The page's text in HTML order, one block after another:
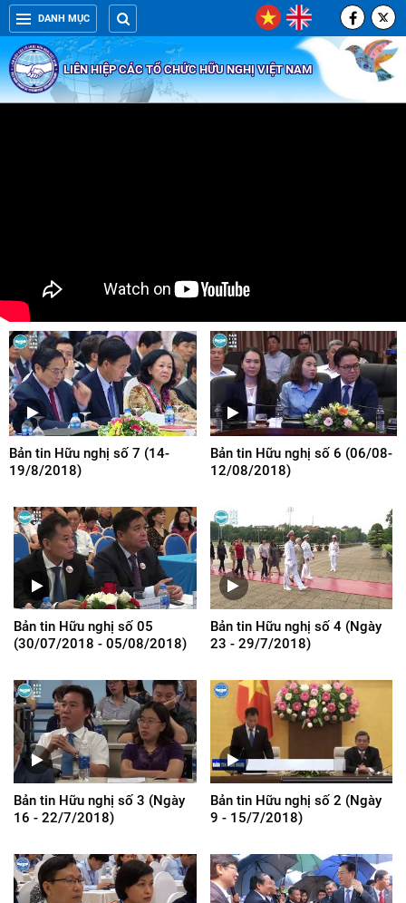
DANH MỤC
LIÊN HIỆP CÁC TỔ CHỨC HỮU NGHỊ VIỆT NAM
Bản tin Hữu nghị số 7 (14-
19/8/2018)
Bản tin Hữu nghị số 6 (06/08-
12/08/2018)
Bản tin Hữu nghị số 05
(30/07/2018 - 05/08/2018)
Bản tin Hữu nghị số 4 (Ngày
23 - 29/7/2018)
Bản tin Hữu nghị số 3 (Ngày
16 - 22/7/2018)
Bản tin Hữu nghị số 2 (Ngày
9 - 15/7/2018)